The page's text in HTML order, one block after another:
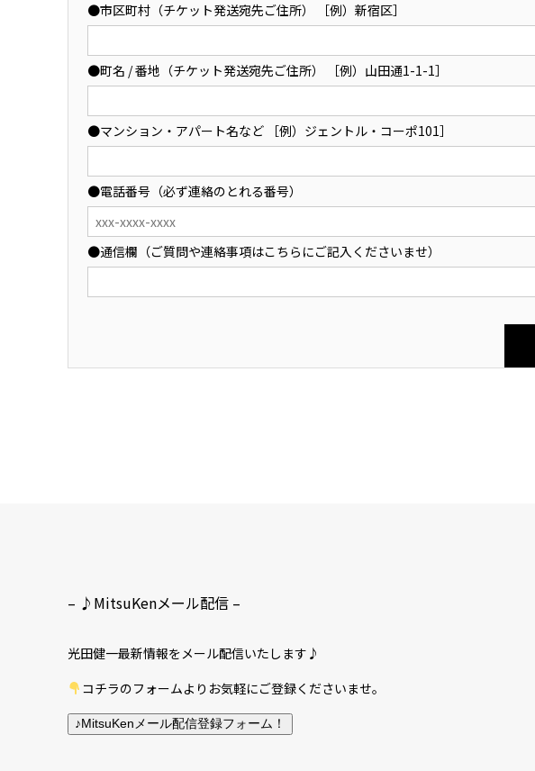
●市区町村（チケット発送宛先ご住所） ［例）新宿区］
●町名 / 番地（チケット発送宛先ご住所） ［例）山田通1-1-1］
●マンション・アパート名など ［例）ジェントル・コーポ101］
●電話番号（必ず連絡のとれる番号）
●通信欄（ご質問や連絡事項はこちらにご記入くださいませ）
– ♪MitsuKenメール配信 –
光田健一最新情報をメール配信いたします♪
コチラのフォームよりお気軽にご登録くださいませ。
♪MitsuKenメール配信登録フォーム！